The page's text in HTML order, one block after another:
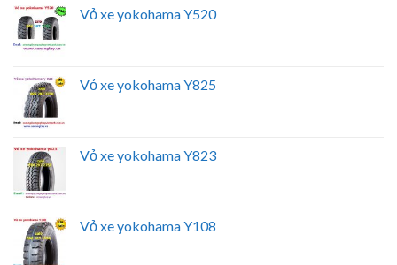
Vỏ xe yokohama Y520
Vỏ xe yokohama Y825
Vỏ xe yokohama Y823
Vỏ xe yokohama Y108